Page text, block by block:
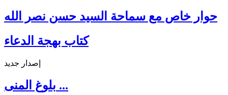
حوار خاص مع سماحة السيد حسن نصر الله
كتاب بهجة الدعاء
إصدار جديد
بلوغ المنى ...